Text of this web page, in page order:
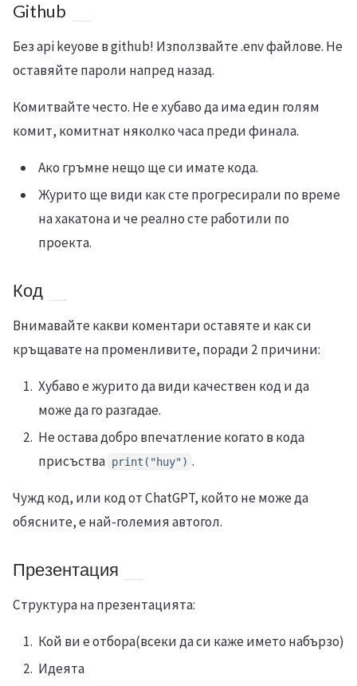
Github
Без api keyове в github! Използвайте .env файлове. Не
оставяйте пароли напред назад.
Комитвайте често. Не е хубаво да има един голям
комит, комитнат няколко часа преди финала.
Ако гръмне нещо ще си имате кода.
Журито ще види как сте прогресирали по време
на хакатона и че реално сте работили по
проекта.
Код
Внимавайте какви коментари оставяте и как си
кръщавате на променливите, поради 2 причини:
Хубаво е журито да види качествен код и да
може да го разгадае.
Не остава добро впечатление когато в кода
присъства print("huy") .
Чужд код, или код от ChatGPT, който не може да
обясните, е най-големия автогол.
Презентация
Структура на презентацията:
Кой ви е отбора(всеки да си каже името набързо)
Идеята